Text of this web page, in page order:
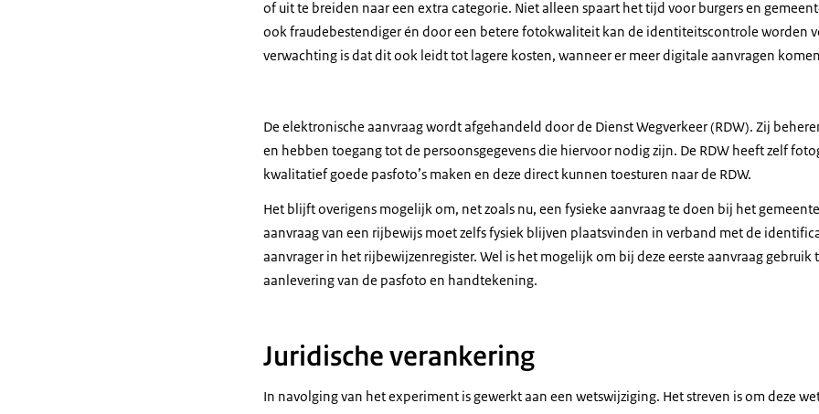
of uit te breiden naar een extra categorie. Niet alleen spaart het tijd voor burgers en
ook fraudebestendiger én door een betere fotokwaliteit kan de identiteitscontrole worden
verwachting is dat dit ook leidt tot lagere kosten, wanneer er meer digitale aanvragen
De elektronische aanvraag wordt afgehandeld door de Dienst Wegverkeer (RDW). Zij
en hebben toegang tot de persoonsgegevens die hiervoor nodig zijn. De RDW heeft zelf
kwalitatief goede pasfoto’s maken en deze direct kunnen toesturen naar de RDW.
Het blijft overigens mogelijk om, net zoals nu, een fysieke aanvraag te doen bij het
aanvraag van een rijbewijs moet zelfs fysiek blijven plaatsvinden in verband met de
aanvrager in het rijbewijzenregister. Wel is het mogelijk om bij deze eerste aanvraag gebruik
aanlevering van de pasfoto en handtekening.
Juridische verankering
In navolging van het experiment is gewerkt aan een wetswijziging. Het streven is om deze